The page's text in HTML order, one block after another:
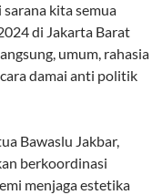
kita semua
di Jakarta Barat
umum, rahasia
damai anti politik
Bawaslu Jakbar,
berkoordinasi
menjaga estetika